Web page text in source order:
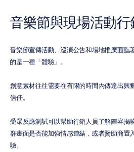
音樂節與現場活動行
音樂節宣傳活動、巡演公告和場地推廣面臨
的是一種「體驗」。
創意素材往往需要在有限的時間內傳達出興
信任。
受眾反應測試可以幫助行銷人員了解陣容揭
群畫面是否能加強情感連結，或者贊助商置
驗。